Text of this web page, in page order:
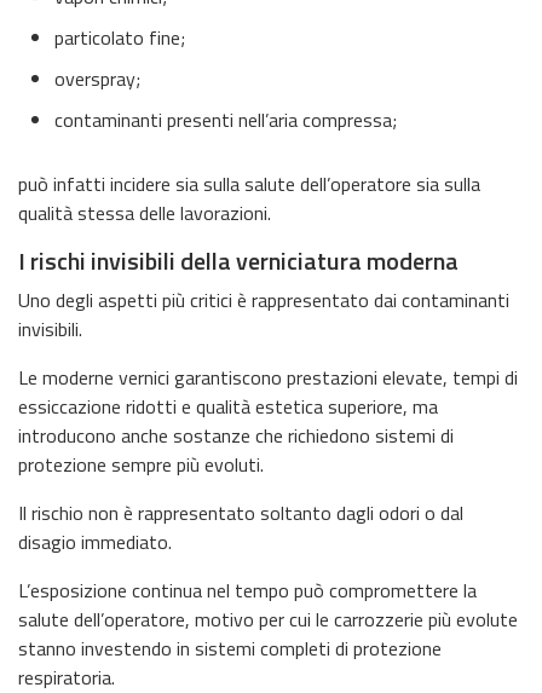
particolato fine;
overspray;
contaminanti presenti nell’aria compressa;
può infatti incidere sia sulla salute dell’operatore sia sulla
qualità stessa delle lavorazioni.
I rischi invisibili della verniciatura moderna
Uno degli aspetti più critici è rappresentato dai contaminanti
invisibili.
Le moderne vernici garantiscono prestazioni elevate, tempi di
essiccazione ridotti e qualità estetica superiore, ma
introducono anche sostanze che richiedono sistemi di
protezione sempre più evoluti.
Il rischio non è rappresentato soltanto dagli odori o dal
disagio immediato.
L’esposizione continua nel tempo può compromettere la
salute dell’operatore, motivo per cui le carrozzerie più evolute
stanno investendo in sistemi completi di protezione
respiratoria.